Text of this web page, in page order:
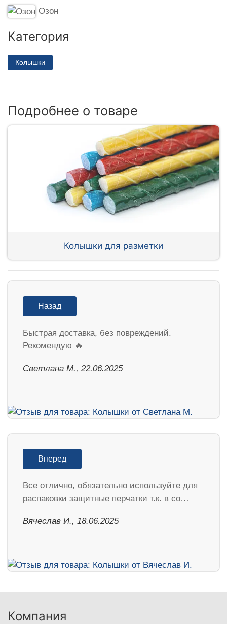
Озон
Категория
Колышки
Подробнее о товаре
Колышки для разметки
Назад
Быстрая доставка, без повреждений.
Рекомендую 🔥
Светлана М., 22.06.2025
Вперед
Все отлично, обязательно используйте для
распаковки защитные перчатки т.к. в со…
Вячеслав И., 18.06.2025
Компания